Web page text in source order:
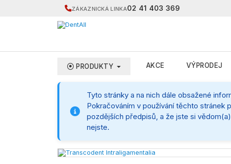
ZÁKAZNICKÁ LINKA02 41 403 369
PRODUKTY AKCE VÝPRODEJ
Tyto stránky a na nich dále obsažené
Pokračováním v používání těchto stránek
pozdějších předpisů, a že jste si
nejste.